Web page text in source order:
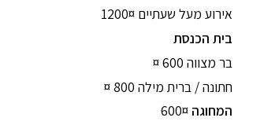
אירוע מעל שעתיים 1200¤
בית הכנסת
בר מצווה 600 ¤
חתונה / ברית מילה 800 ¤
המחוגה 600¤